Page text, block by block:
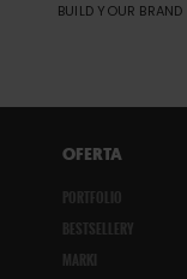
BUILD YOUR BRAND
OFERTA
PORTFOLIO
BESTSELLERY
MARKI